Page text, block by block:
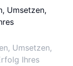
Umsetzen,
Ihres